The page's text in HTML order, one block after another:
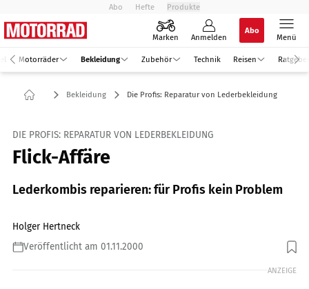
Abo Hefte Produkte
Marken Anmelden
Abo
Menü
Motorräder Bekleidung Zubehör Technik Reisen Ratgeber
Bekleidung Die Profis: Reparatur von Lederbekleidung
DIE PROFIS: REPARATUR VON LEDERBEKLEIDUNG
Flick-Affäre
Lederkombis reparieren: für Profis kein Problem
Holger Hertneck
Veröffentlicht am 01.11.2000
ANZEIGE